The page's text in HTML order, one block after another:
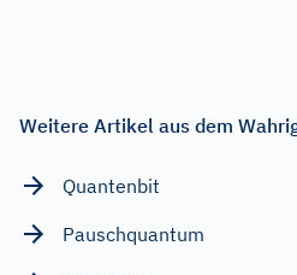
Weitere Artikel aus dem
Quantenbit
Pauschquantum